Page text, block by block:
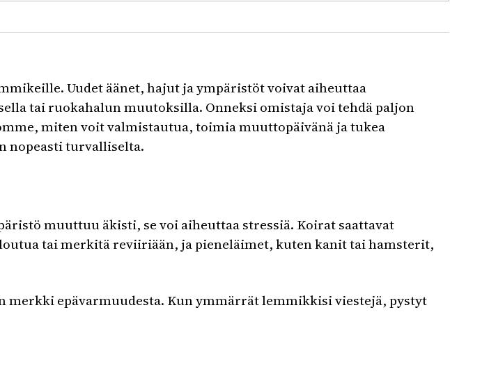
Uudet äänet, hajut ja ympäristöt voivat aiheuttaa
tai ruokahalun muutoksilla. Onneksi omistaja voi tehdä paljon
miten voit valmistautua, toimia muuttopäivänä ja tukea
nopeasti turvalliselta.
muuttuu äkisti, se voi aiheuttaa stressiä. Koirat saattavat
tai merkitä reviiriään, ja pieneläimet, kuten kanit tai hamsterit,
merkki epävarmuudesta. Kun ymmärrät lemmikkisi viestejä, pystyt